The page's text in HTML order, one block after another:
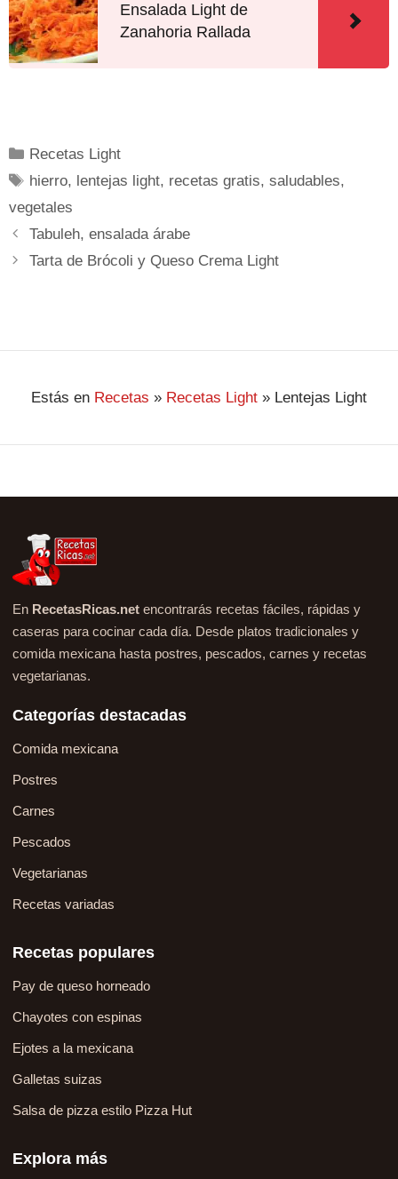
Ensalada Light de
Zanahoria Rallada
Recetas Light
hierro, lentejas light, recetas gratis,saludables,
vegetales
Tabuleh, ensalada árabe
Tarta de Brócoli y Queso Crema Light
Estás en Recetas » Recetas Light » Lentejas Light
En RecetasRicas.net encontrarás recetas fáciles, rápidas y
caseras para cocinar cada día. Desde platos tradicionales y
comida mexicana hasta postres, pescados, carnes y recetas
vegetarianas.
Categorías destacadas
Comida mexicana
Postres
Carnes
Pescados
Vegetarianas
Recetas variadas
Recetas populares
Pay de queso horneado
Chayotes con espinas
Ejotes a la mexicana
Galletas suizas
Salsa de pizza estilo Pizza Hut
Explora más